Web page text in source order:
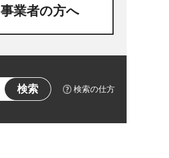
事業者の方へ
検索の仕方